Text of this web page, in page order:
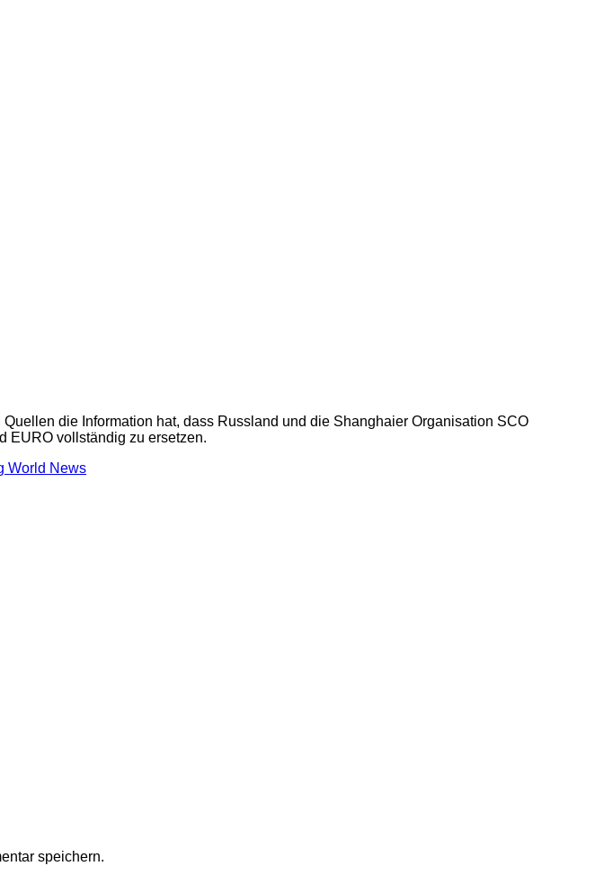
die Information hat, dass Russland und die Shanghaier Organisation SCO
EURO vollständig zu ersetzen.
World News
speichern.